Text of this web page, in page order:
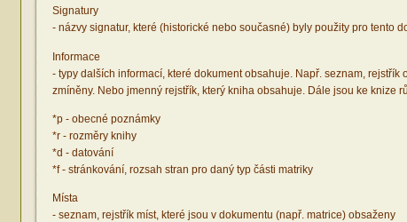
Signatury
- názvy signatur, které (historické nebo současné) byly použity pro tento
Informace
- typy dalších informací, které dokument obsahuje. Např. seznam, rejstřík
zmíněny. Nebo jmenný rejstřík, který kniha obsahuje. Dále jsou ke knize
*p - obecné poznámky
*r - rozměry knihy
*d - datování
*f - stránkování, rozsah stran pro daný typ části matriky
Místa
- seznam, rejstřík míst, které jsou v dokumentu (např. matrice) obsaženy